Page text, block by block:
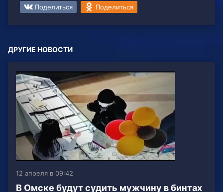
Поделиться Поделиться
ДРУГИЕ НОВОСТИ
12 апреля в 09:42
В Омске будут судить мужчину в бинтах